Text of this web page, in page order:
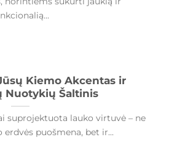
Kiemo Akcentas ir
Nuotykių Šaltinis
suprojektuota lauko virtuvė – ne
puošmena, bet ir...